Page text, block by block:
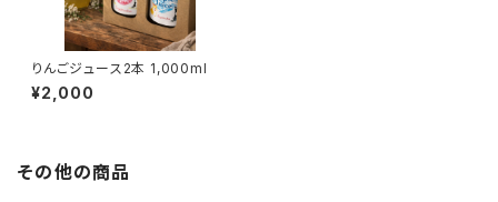
りんごジュース2本 1,000ml
¥2,000
その他の商品